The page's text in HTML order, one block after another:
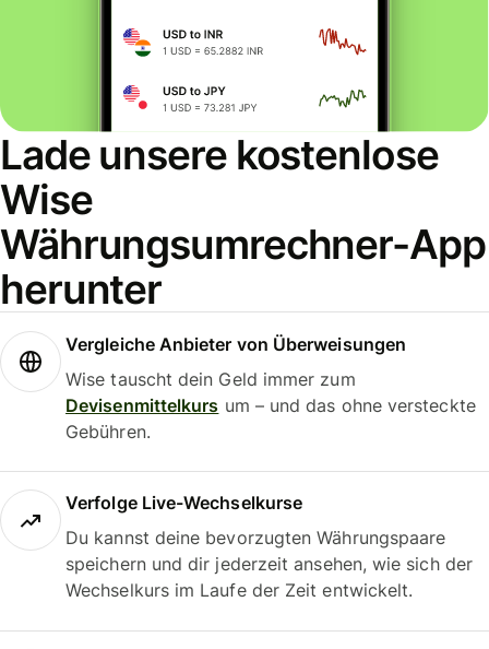
Lade unsere kostenlose
Wise
Währungsumrechner-App
herunter
Vergleiche Anbieter von Überweisungen
Wise tauscht dein Geld immer zum
Devisenmittelkurs um – und das ohne versteckte
Gebühren.
Verfolge Live-Wechselkurse
Du kannst deine bevorzugten Währungspaare
speichern und dir jederzeit ansehen, wie sich der
Wechselkurs im Laufe der Zeit entwickelt.